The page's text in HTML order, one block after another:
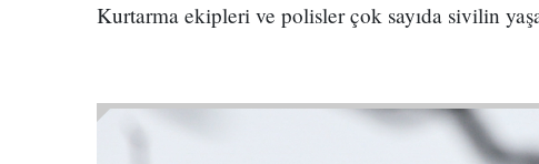
Kurtarma ekipleri ve polisler çok sayıda sivilin